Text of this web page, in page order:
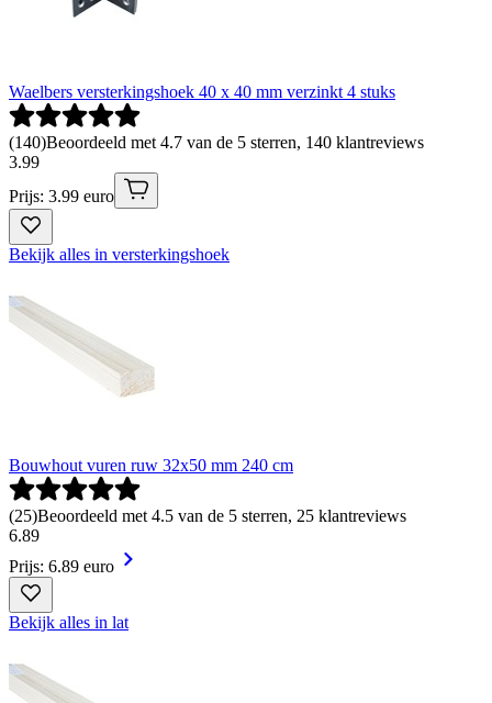
Waelbers versterkingshoek 40 x 40 mm verzinkt 4 stuks
(140)Beoordeeld met 4.7 van de 5 sterren, 140 klantreviews
3.99
Prijs: 3.99 euro
Bekijk alles in versterkingshoek
Bouwhout vuren ruw 32x50 mm 240 cm
(25)Beoordeeld met 4.5 van de 5 sterren, 25 klantreviews
6.89
Prijs: 6.89 euro
Bekijk alles in lat